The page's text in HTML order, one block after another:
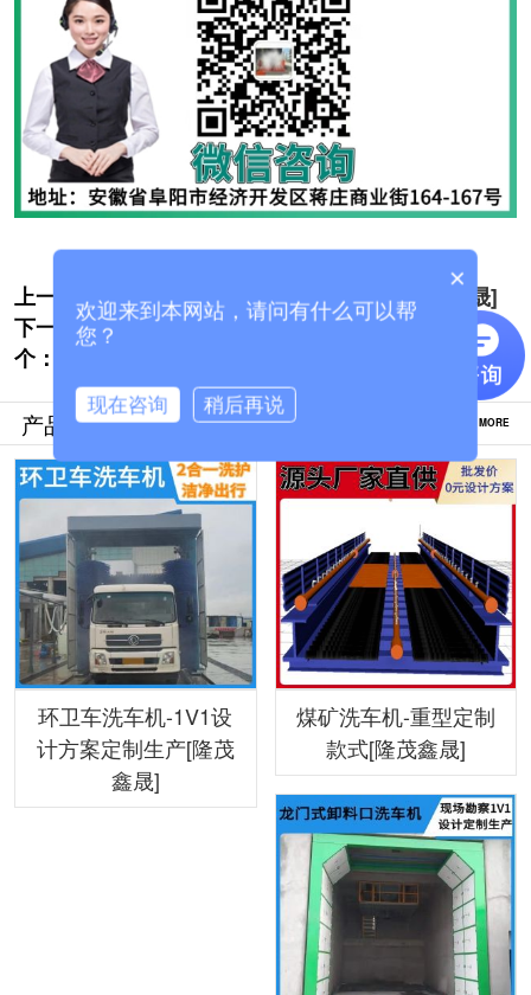
上一个: 搅拌车全自动洗车机哪里有卖的[隆茂鑫晟]
下一
个：
龙门货车洗车机哪里有[隆茂鑫晟]
产品推荐 MORE
环卫车洗车机-1V1设
计方案定制生产[隆茂
鑫晟]
煤矿洗车机-重型定制
款式[隆茂鑫晟]
×
欢迎来到本网站，请问有什么可以帮
您？
现在咨询 稍后再说